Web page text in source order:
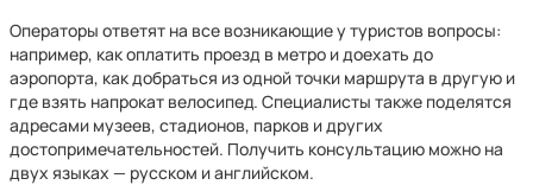
Операторы ответят на все возникающие у туристов вопросы:
например, как оплатить проезд в метро и доехать до
аэропорта, как добраться из одной точки маршрута в другую и
где взять напрокат велосипед. Специалисты также поделятся
адресами музеев, стадионов, парков и других
достопримечательностей. Получить консультацию можно на
двух языках — русском и английском.